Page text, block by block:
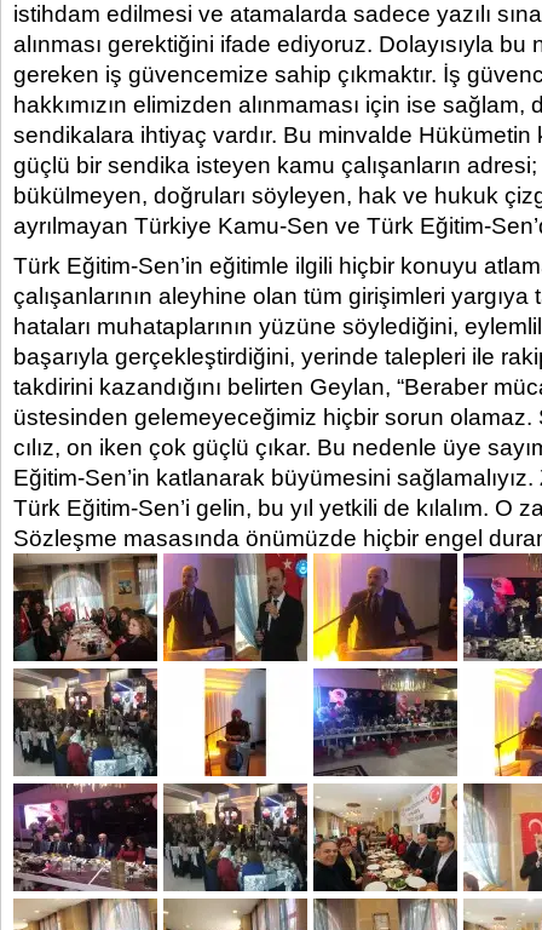
istihdam edilmesi ve atamalarda sadece yazılı
alınması gerektiğini ifade ediyoruz. Dolayısıyla bu
gereken iş güvencemize sahip çıkmaktır. İş
hakkımızın elimizden alınmaması için ise sağlam,
sendikalara ihtiyaç vardır. Bu minvalde Hükümetin
güçlü bir sendika isteyen kamu çalışanların
bükülmeyen, doğruları söyleyen, hak ve hukuk
ayrılmayan Türkiye Kamu-Sen ve Türk Eğitim-
Türk Eğitim-Sen’in eğitimle ilgili hiçbir konuyu
çalışanlarının aleyhine olan tüm girişimleri yargıya
hataları muhataplarının yüzüne söylediğini,
başarıyla gerçekleştirdiğini, yerinde talepleri ile
takdirini kazandığını belirten Geylan, “Beraber
üstesinden gelemeyeceğimiz hiçbir sorun olamaz.
cılız, on iken çok güçlü çıkar. Bu nedenle üye
Eğitim-Sen’in katlanarak büyümesini
Türk Eğitim-Sen’i gelin, bu yıl yetkili de kılalım. O
Sözleşme masasında önümüzde hiçbir engel